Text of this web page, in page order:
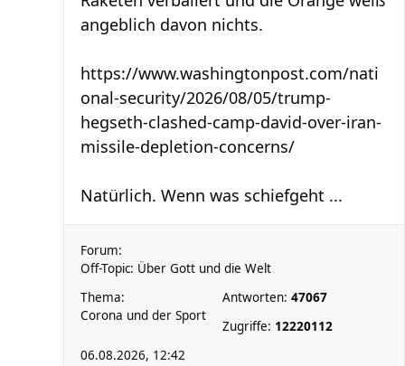
angeblich davon nichts.
https://www.washingtonpost.com/nati
onal-security/2026/08/05/trump-
hegseth-clashed-camp-david-over-iran-
missile-depletion-concerns/
Natürlich. Wenn was schiefgeht ...
Forum:
Off-Topic: Über Gott und die Welt
Thema:
Corona und der Sport
Antworten: 47067
Zugriffe: 12220112
06.08.2026, 12:42